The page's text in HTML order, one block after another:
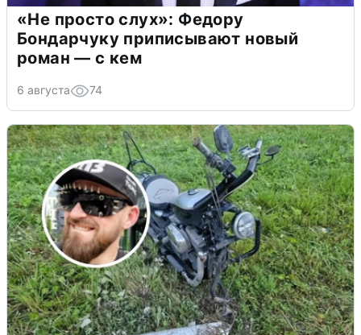
«Не просто слух»: Федору
Бондарчуку приписывают новый
роман — с кем
6 августа 74